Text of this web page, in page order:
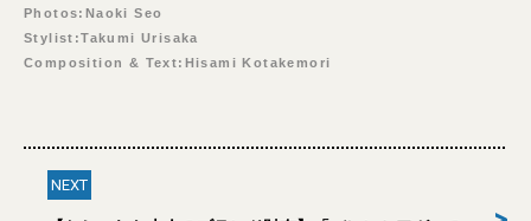
Photos:Naoki Seo
Stylist:Takumi Urisaka
Composition & Text:Hisami Kotakemori
NEXT